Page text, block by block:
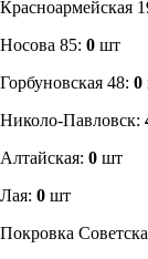
​Красноармейская
Носова 85: 0 шт
​Горбуновская 48: 0
​Николо-Павловск:
Алтайская: 0 шт
Лая: 0 шт
Покровка